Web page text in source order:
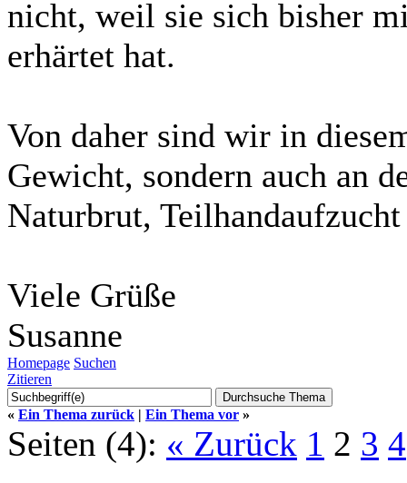
nicht, weil sie sich bisher
erhärtet hat.
Von daher sind wir in
Gewicht, sondern auch an
Naturbrut,
Viele Grüße
Susanne
Homepage Suchen
Zitieren
« Ein Thema zurück | Ein Thema vor »
Seiten (4): « Zurück 1 2 3 4